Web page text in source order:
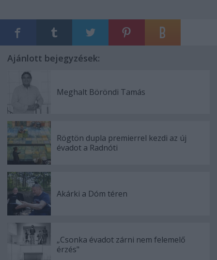
Ajánlott bejegyzések:
Meghalt Böröndi Tamás
Rögtön dupla premierrel kezdi az új
évadot a Radnóti
Akárki a Dóm téren
„Csonka évadot zárni nem felemelő
érzés"